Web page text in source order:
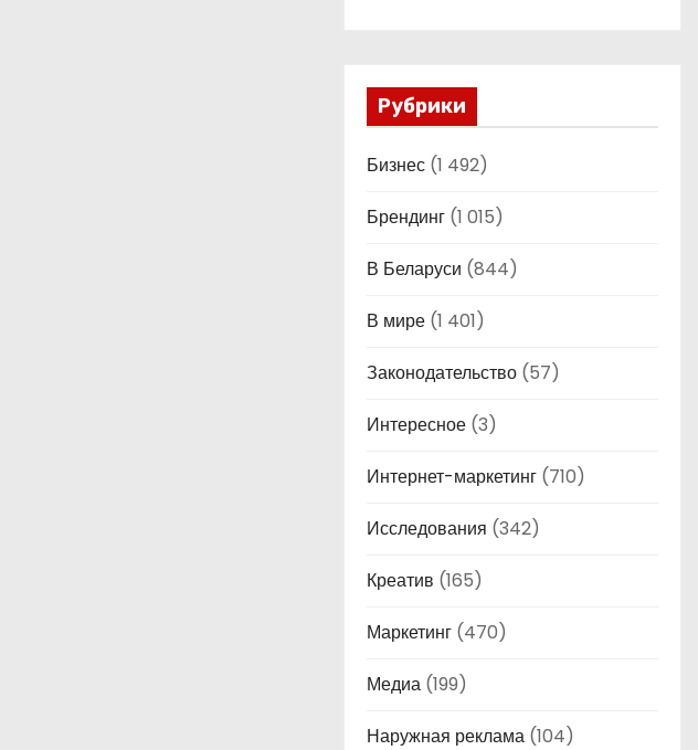
Рубрики
Бизнес (1 492)
Брендинг (1 015)
В Беларуси (844)
В мире (1 401)
Законодательство (57)
Интересное (3)
Интернет-маркетинг (710)
Исследования (342)
Креатив (165)
Маркетинг (470)
Медиа (199)
Наружная реклама (104)